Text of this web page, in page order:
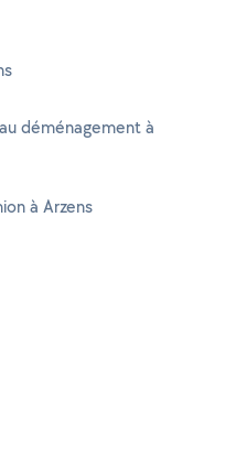
déménagement à
à Arzens